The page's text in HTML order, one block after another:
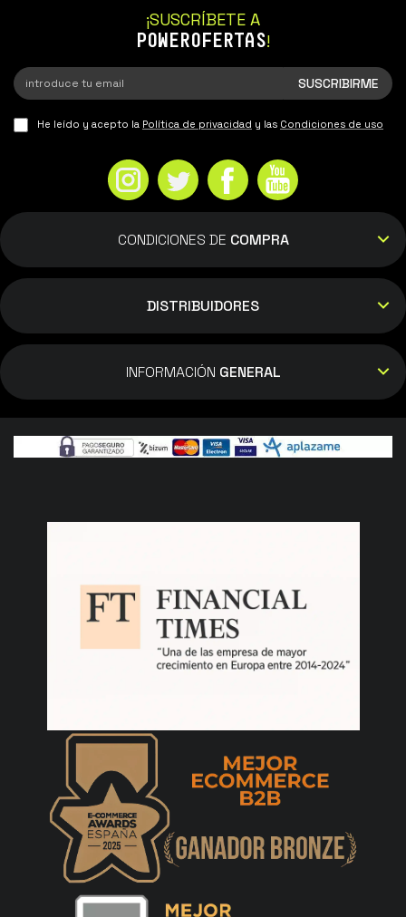
¡SUSCRÍBETE A
POWEROFERTAS!
He leído y acepto la Política de privacidad y las Condiciones de uso
CONDICIONES DE COMPRA
DISTRIBUIDORES
INFORMACIÓN GENERAL